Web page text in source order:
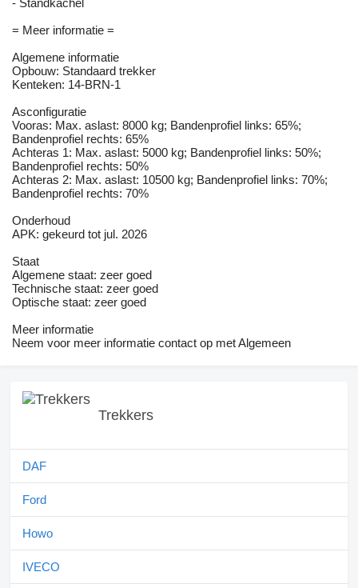
- Standkachel
= Meer informatie =
Algemene informatie
Opbouw: Standaard trekker
Kenteken: 14-BRN-1
Asconfiguratie
Vooras: Max. aslast: 8000 kg; Bandenprofiel links: 65%;
Bandenprofiel rechts: 65%
Achteras 1: Max. aslast: 5000 kg; Bandenprofiel links: 50%;
Bandenprofiel rechts: 50%
Achteras 2: Max. aslast: 10500 kg; Bandenprofiel links: 70%;
Bandenprofiel rechts: 70%
Onderhoud
APK: gekeurd tot jul. 2026
Staat
Algemene staat: zeer goed
Technische staat: zeer goed
Optische staat: zeer goed
Meer informatie
Neem voor meer informatie contact op met Algemeen
Trekkers
DAF
Ford
Howo
IVECO